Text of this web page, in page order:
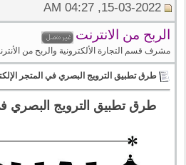
15-03-2022, 04:27 AM
الربح من الانترنت
مشرف قسم التجارة الألكترونية والربح من
طرق تطبيق الترويج البصري في المتجر
طرق تطبيق الترويج البصري